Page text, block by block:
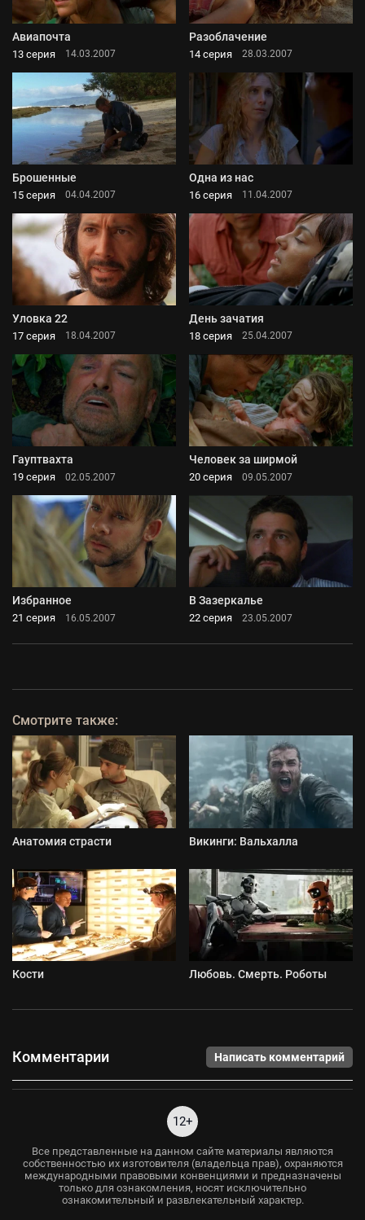
Авиапочта
13 серия 14.03.2007
Разоблачение
14 серия 28.03.2007
Брошенные
15 серия 04.04.2007
Одна из нас
16 серия 11.04.2007
Уловка 22
17 серия 18.04.2007
День зачатия
18 серия 25.04.2007
Гауптвахта
19 серия 02.05.2007
Человек за ширмой
20 серия 09.05.2007
Избранное
21 серия 16.05.2007
В Зазеркалье
22 серия 23.05.2007
Смотрите также:
Анатомия страсти Викинги: Вальхалла
Кости Любовь. Смерть. Роботы
Комментарии Написать комментарий
12+
Все представленные на данном сайте материалы являются
собственностью их изготовителя (владельца прав), охраняются
международными правовыми конвенциями и предназначены
только для ознакомления, носят исключительно
ознакомительный и развлекательный характер.